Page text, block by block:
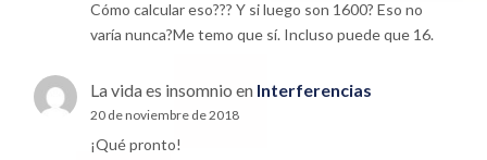
Cómo calcular eso??? Y si luego son 1600? Eso no
varía nunca?Me temo que sí. Incluso puede que 16.
La vida es insomnio en Interferencias
20 de noviembre de 2018
¡Qué pronto!